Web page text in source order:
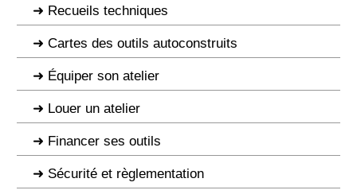
Recueils techniques
Cartes des outils autoconstruits
Équiper son atelier
Louer un atelier
Financer ses outils
Sécurité et règlementation